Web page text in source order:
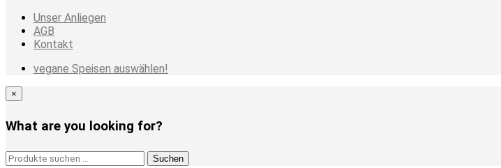
Unser Anliegen
AGB
Kontakt
vegane Speisen auswählen!
×
What are you looking for?
Suchen
Suchen